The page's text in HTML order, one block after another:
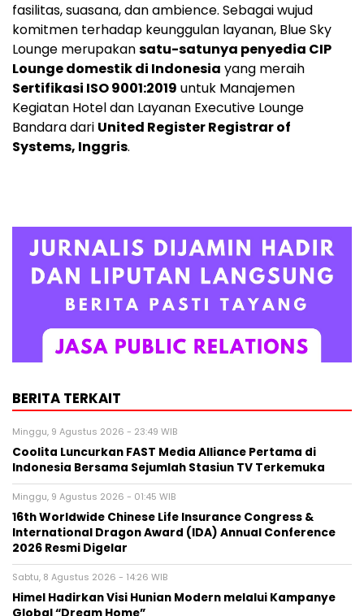
fasilitas, suasana, dan ambience. Sebagai wujud
komitmen terhadap keunggulan layanan, Blue Sky
Lounge merupakansatu-satunya penyedia CIP
Lounge domestik di Indonesia yang meraih
Sertifikasi ISO 9001:2019 untuk Manajemen
Kegiatan Hotel dan Layanan Executive Lounge
Bandara dari United Register Registrar of
Systems, Inggris.
BERITA TERKAIT
Minggu, 9 Agustus 2026 - 23:49 WIB
Coolita Luncurkan FAST Media Alliance Pertama di
Indonesia Bersama Sejumlah Stasiun TV Terkemuka
Minggu, 9 Agustus 2026 - 01:45 WIB
16th Worldwide Chinese Life Insurance Congress &
International Dragon Award (IDA) Annual Conference
2026 Resmi Digelar
Sabtu, 8 Agustus 2026 - 14:26 WIB
Himel Hadirkan Visi Hunian Modern melalui Kampanye